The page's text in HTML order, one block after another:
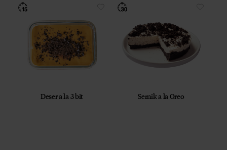
Deser a la 3 bit Sernik a la Oreo